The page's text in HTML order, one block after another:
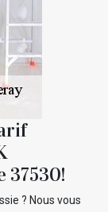
37530!
? Nous vous